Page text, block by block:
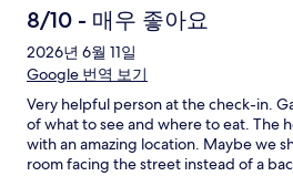
8/10 - 매우 좋아요
2026년 6월 11일
Google 번역 보기
Very helpful person at the check-in.
of what to see and where to eat. The
with an amazing location. Maybe we
room facing the street instead of a